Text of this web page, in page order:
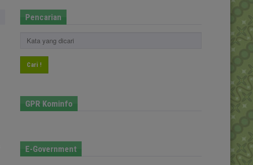
Pencarian
Cari !
GPR Kominfo
E-Government